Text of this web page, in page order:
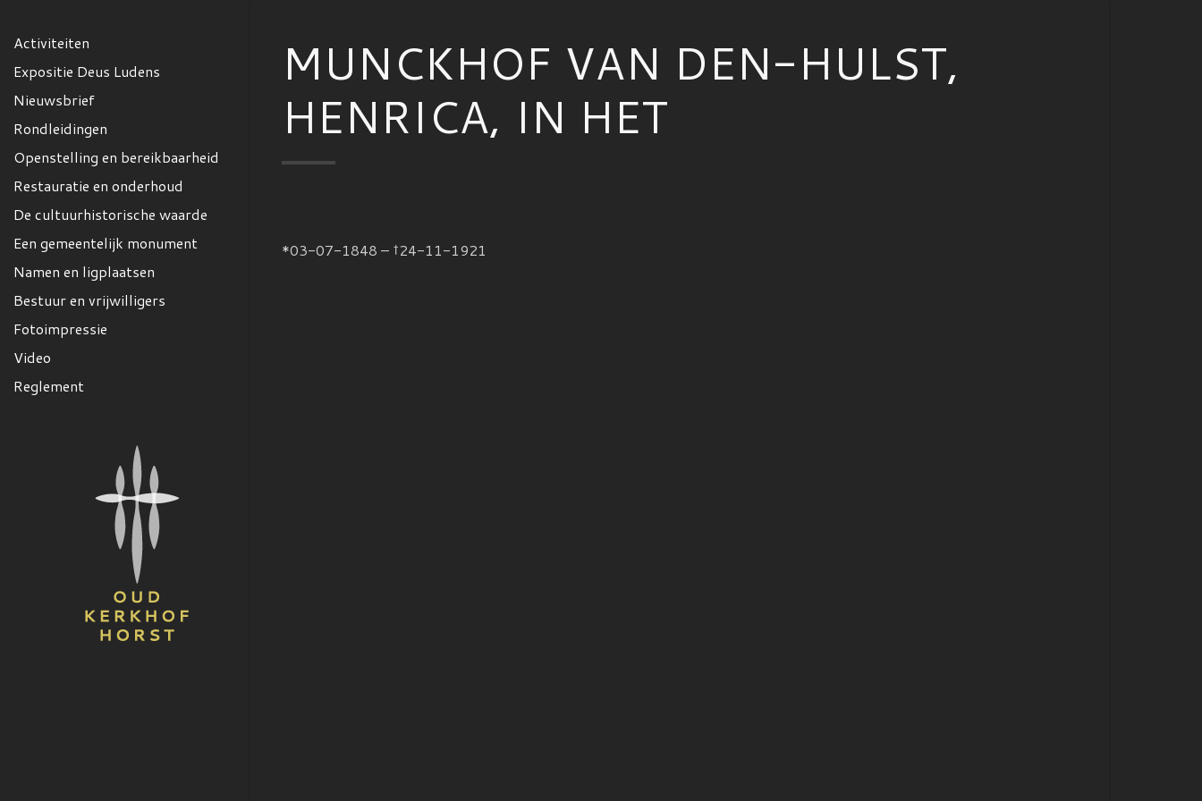
Activiteiten
Expositie Deus Ludens
Nieuwsbrief
Rondleidingen
Openstelling en bereikbaarheid
Restauratie en onderhoud
De cultuurhistorische waarde
Een gemeentelijk monument
Namen en ligplaatsen
Bestuur en vrijwilligers
Fotoimpressie
Video
Reglement
MUNCKHOF VAN DEN-HULST,
HENRICA, IN HET
*03-07-1848 – †24-11-1921